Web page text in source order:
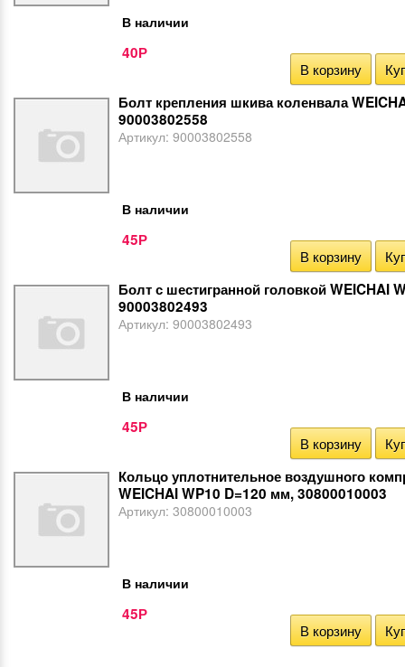
В наличии
40Р
В корзину
Болт крепления шкива коленвала
90003802558
Артикул: 90003802558
В наличии
45Р
В корзину
Болт с шестигранной головкой WEICHAI
90003802493
Артикул: 90003802493
В наличии
45Р
В корзину
Кольцо уплотнительное воздушного
WEICHAI WP10 D=120 мм, 30800010003
Артикул: 30800010003
В наличии
45Р
В корзину